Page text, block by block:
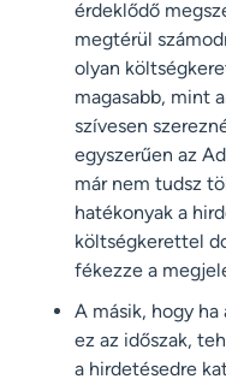
érdeklődő
megtérül
olyan
magasabb, mint
szívesen
egyszerűen az
már nem tudsz
hatékonyak a
költségkerettel
fékezze a
A másik, hogy
ez az időszak,
a hirdetésedre